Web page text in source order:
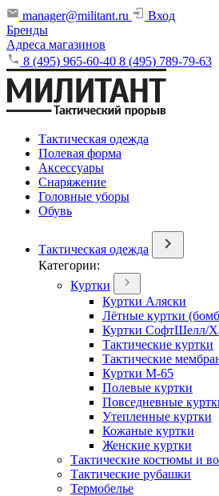
manager@militant.ru
Вход
Бренды
Адреса магазинов
8 (495) 965-60-40 8 (495) 789-79-63
Тактическая одежда
Полевая форма
Аксессуары
Снаряжение
Головные уборы
Обувь
Тактическая одежда
Категории:
Куртки
Куртки Аляски
Лётные куртки
Куртки СофтШелл/
Тактические куртки
Тактические
Куртки М-65
Полевые куртки
Повседневные
Утепленные куртки
Кожаные куртки
Женские куртки
Тактические костюмы и
Тактические рубашки
Термобелье